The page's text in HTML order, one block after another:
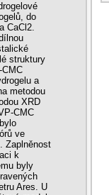
do
CaCl2.
struktury
a
metodou
XRD
CMC
ve
Zaplněnost
k
byly
Ares. U